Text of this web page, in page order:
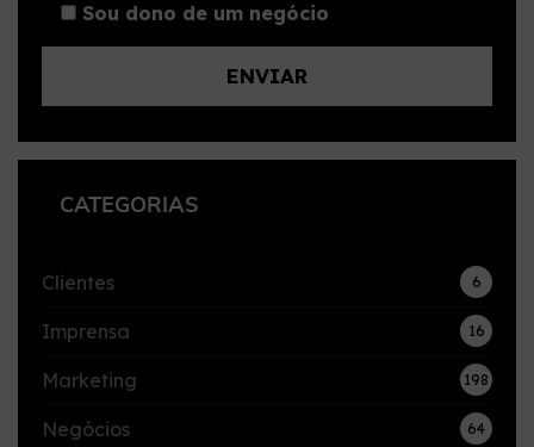
Sou dono de um negócio
CATEGORIAS
Clientes 6
Imprensa 16
Marketing 198
Negócios 64